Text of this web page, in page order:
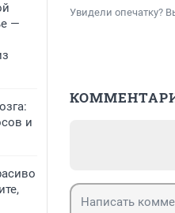
—
и
Увидели опечатку?